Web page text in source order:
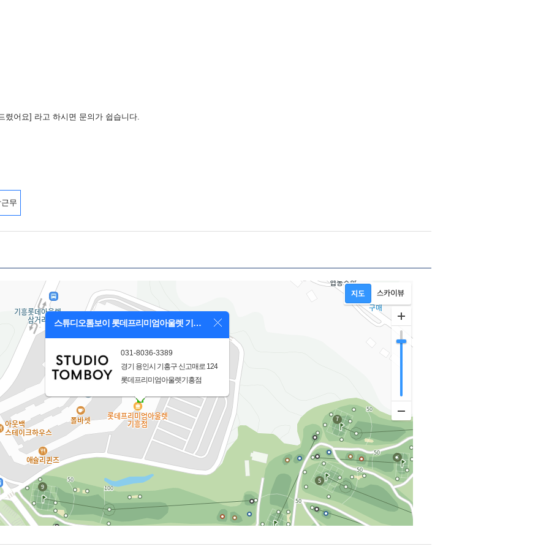
렸어요] 라고 하시면 문의가 쉽습니다.
무
스튜디오톰보이 롯데프리미엄아울렛 기흥점
031-8036-3389
경기 용인시 기흥구 신고매로 124
롯데프리미엄아울렛기흥점